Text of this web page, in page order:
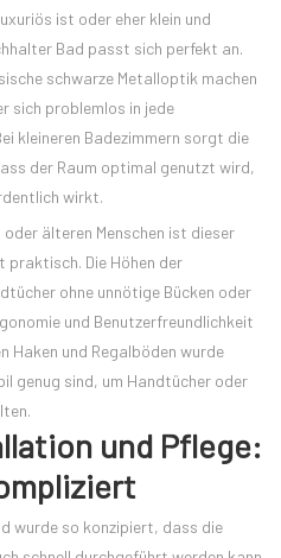
ist oder eher klein und
Bad passt sich perfekt an.
schwarze Metalloptik machen
sich problemlos in jede
kleineren Badezimmern sorgt die
der Raum optimal genutzt wird,
wirkt.
älteren Menschen ist dieser
Die Höhen der
ohne unnötige Bücken oder
und Benutzerfreundlichkeit
Haken und Regalböden wurde
genug sind, um Handtücher oder
und Pflege:
wurde so konzipiert, dass die